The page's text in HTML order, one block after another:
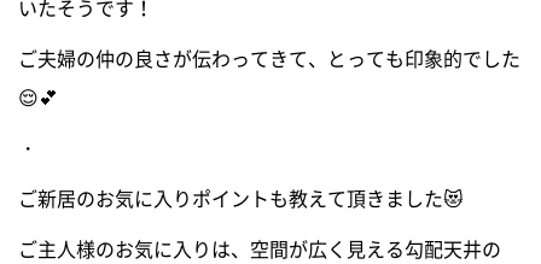
いたそうです！
ご夫婦の仲の良さが伝わってきて、とっても印象的でした
😌💕
・
ご新居のお気に入りポイントも教えて頂きました😻
ご主人様のお気に入りは、空間が広く見える勾配天井の